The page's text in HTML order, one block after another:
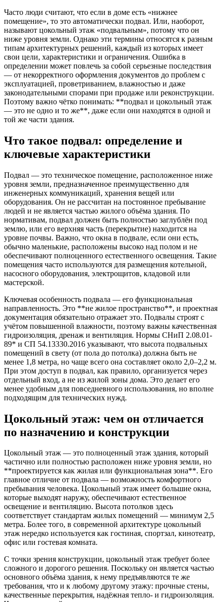
Часто люди считают, что если в доме есть «нижнее
помещение», то это автоматически подвал. Или, наоборот,
называют цокольный этаж «подвальным», потому что он
ниже уровня земли. Однако эти термины относятся к разным
типам архитектурных решений, каждый из которых имеет
свои цели, характеристики и ограничения. Ошибка в
определении может повлечь за собой серьезные последствия
— от некорректного оформления документов до проблем с
эксплуатацией, проветриванием, влажностью и даже
законодательными спорами при продаже или реконструкции.
Поэтому важно чётко понимать: **подвал и цокольный этаж
— это не одно и то же**, даже если они находятся в одной и
той же части здания.
Что такое подвал: определение и
ключевые характеристики
Подвал — это техническое помещение, расположенное ниже
уровня земли, предназначенное преимущественно для
инженерных коммуникаций, хранения вещей или
оборудования. Он не рассчитан на постоянное пребывание
людей и не является частью жилого объёма здания. По
нормативам, подвал должен быть полностью заглублён под
землю, или его верхняя часть (перекрытие) находится на
уровне почвы. Важно, что окна в подвале, если они есть,
обычно маленькие, расположены высоко над полом и не
обеспечивают полноценного естественного освещения. Такие
помещения часто используются для размещения котельной,
насосного оборудования, электрощитов, кладовой или
мастерской.
Ключевая особенность подвала — его функциональная
направленность. Это **не жилое пространство**, и проектная
документация обязательно отражает это. Подвалы строят с
учётом повышенной влажности, поэтому важны качественная
гидроизоляция, дренаж и вентиляция. Нормы СНиП 2.08.01-
89* и СП 54.13330.2016 указывают, что высота подвальных
помещений в свету (от пола до потолка) должна быть не
менее 1,8 метра, но чаще всего она составляет около 2,0–2,2 м.
При этом доступ в подвал, как правило, организуется через
отдельный вход, а не из жилой зоны дома. Это делает его
менее удобным для повседневного использования, но вполне
подходящим для технических нужд.
Цокольный этаж: чем он отличается
по назначению и конструкции
Цокольный этаж — это полноценный этаж здания, который
частично или полностью расположен ниже уровня земли, но
**проектируется как жилая или функциональная зона**. Его
главное отличие от подвала — возможность комфортного
пребывания человека. Цокольный этаж имеет большие окна,
которые выходят наружу, обеспечивают естественное
освещение и вентиляцию. Высота потолков здесь
соответствует стандартам жилых помещений — минимум 2,5
метра. Более того, в современной архитектуре цокольный
этаж нередко используется как гостиная, спортзал, кинотеатр,
офис или гостевая комната.
С точки зрения конструкции, цокольный этаж требует более
сложного и дорогого решения. Поскольку он является частью
основного объёма здания, к нему предъявляются те же
требования, что и к любому другому этажу: прочные стены,
качественные перекрытия, надёжная тепло- и гидроизоляция.